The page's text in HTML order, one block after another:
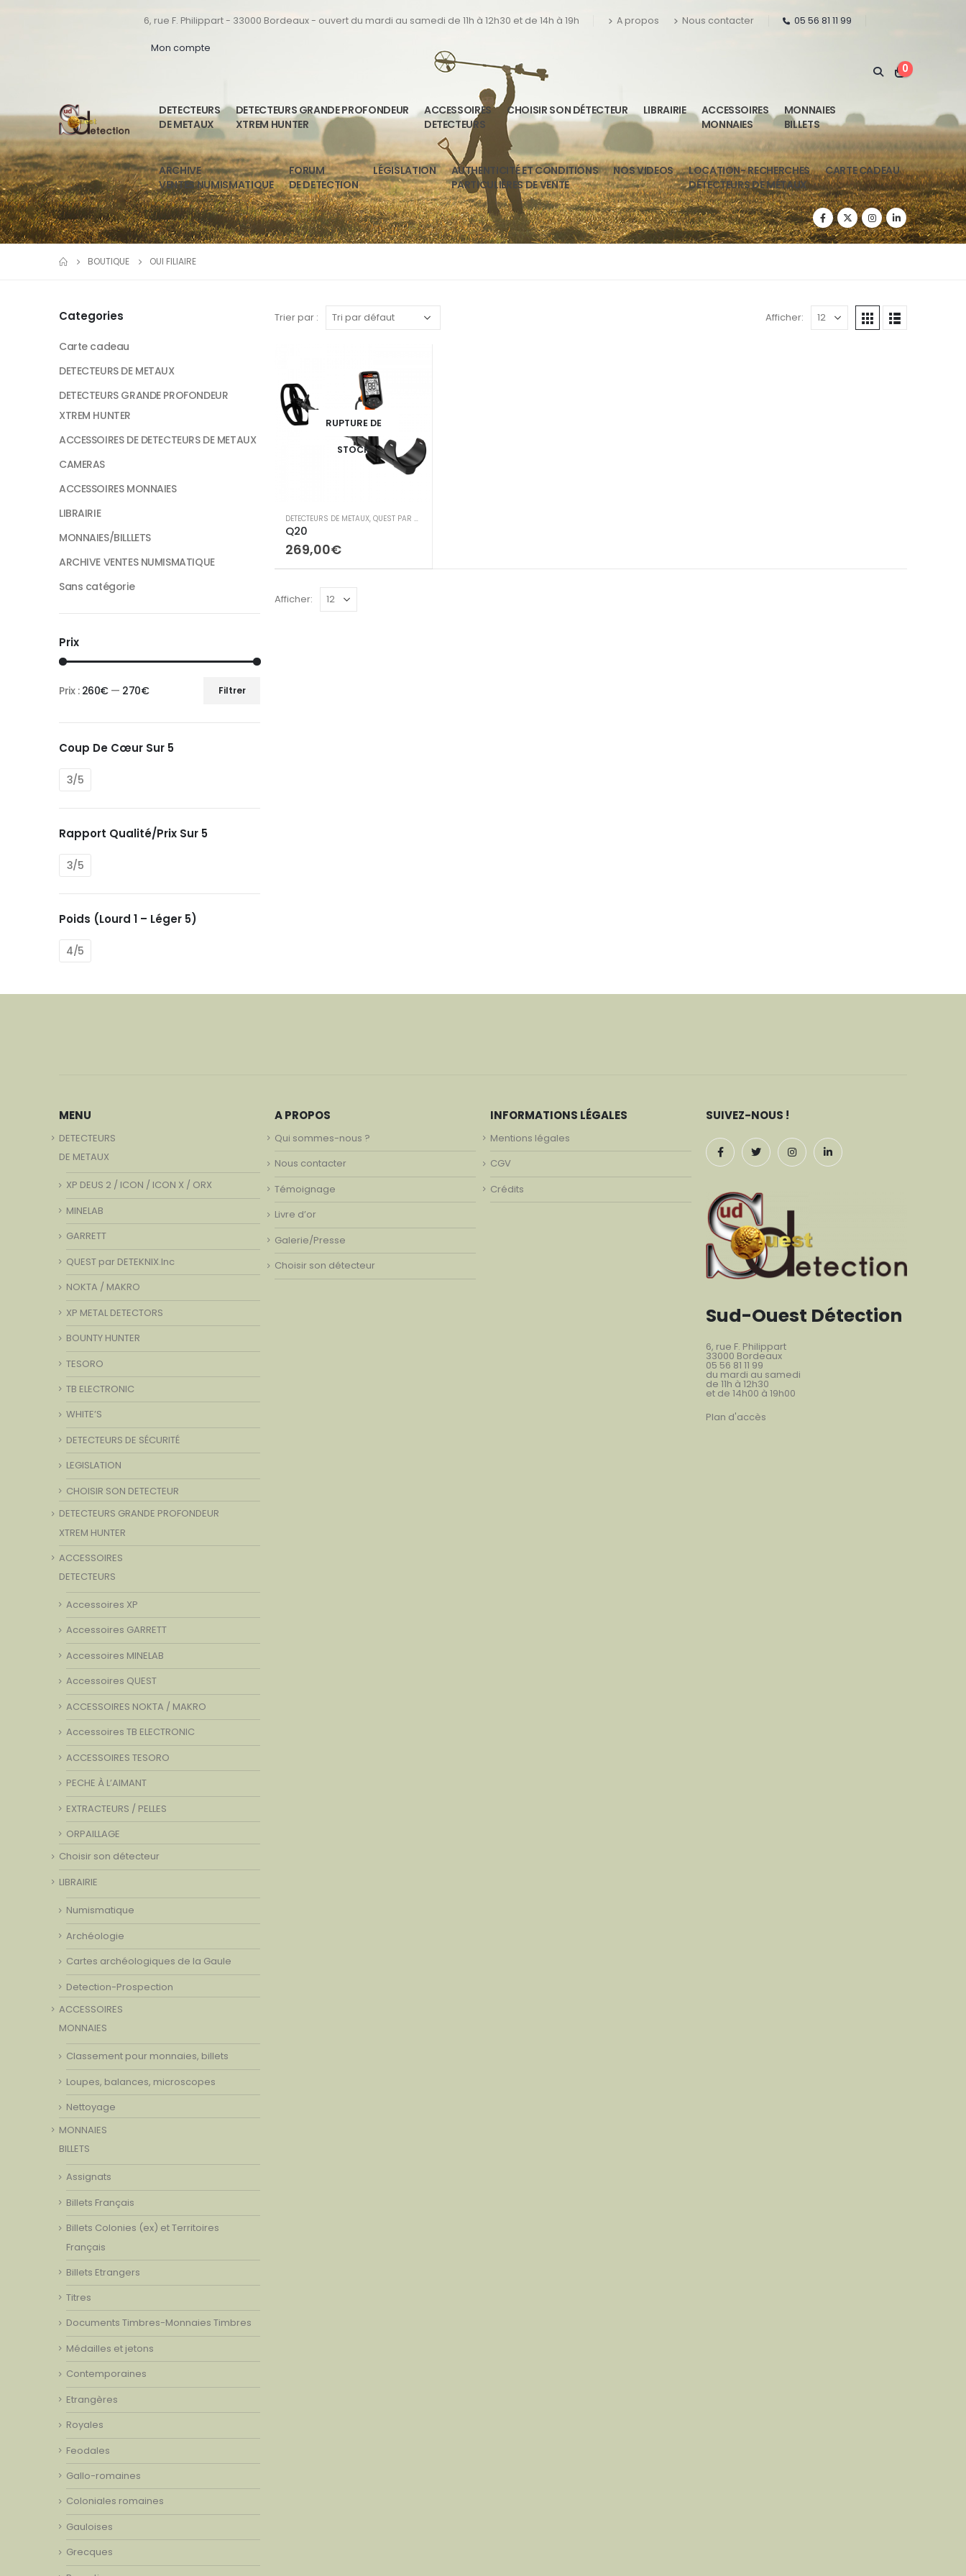
6, rue F. Philippart - 33000 Bordeaux - ouvert du mardi au samedi de 11h à 12h30 et de 14h à 19h A propos Nous contacter 05 56 81 11 99
Mon compte
0
DETECTEURS
DE METAUX
DETECTEURS GRANDE PROFONDEUR
XTREM HUNTER
ACCESSOIRES
DETECTEURS
CHOISIR SON DÉTECTEUR LIBRAIRIE
ACCESSOIRES
MONNAIES
MONNAIES
BILLETS
ARCHIVE
VENTES NUMISMATIQUE
FORUM
DE DETECTION
LÉGISLATION
AUTHENTICITÉ ET CONDITIONS
PARTICULIÈRES DE VENTE
NOS VIDEOS
LOCATION- RECHERCHES
DÉTECTEURS DE MÉTAUX
CARTE CADEAU
BOUTIQUE OUI FILIAIRE
Trier par : Afficher:
RUPTURE DE
STOCK
DETECTEURS DE METAUX, QUEST PAR DETEKNIX.INC
Q20
269,00€
Afficher:
Categories
Carte cadeau
DETECTEURS DE METAUX
DETECTEURS GRANDE PROFONDEUR
XTREM HUNTER
ACCESSOIRES DE DETECTEURS DE METAUX
CAMERAS
ACCESSOIRES MONNAIES
LIBRAIRIE
MONNAIES/BILLLETS
ARCHIVE VENTES NUMISMATIQUE
Sans catégorie
Prix
min
max
Filtrer
Prix : 260€— 270€
Coup De Cœur Sur 5
3/5
Rapport Qualité/prix Sur 5
3/5
Poids (Lourd 1 – Léger 5)
4/5
MENU
DETECTEURS
DE METAUX
XP DEUS 2 / ICON / ICON X / ORX
MINELAB
GARRETT
QUEST par DETEKNIX.Inc
NOKTA / MAKRO
XP METAL DETECTORS
BOUNTY HUNTER
TESORO
TB ELECTRONIC
WHITE’S
DETECTEURS DE SÉCURITÉ
LEGISLATION
CHOISIR SON DETECTEUR
DETECTEURS GRANDE PROFONDEUR
XTREM HUNTER
ACCESSOIRES
DETECTEURS
Accessoires XP
Accessoires GARRETT
Accessoires MINELAB
Accessoires QUEST
ACCESSOIRES NOKTA / MAKRO
Accessoires TB ELECTRONIC
ACCESSOIRES TESORO
PECHE À L’AIMANT
EXTRACTEURS / PELLES
ORPAILLAGE
Choisir son détecteur
LIBRAIRIE
Numismatique
Archéologie
Cartes archéologiques de la Gaule
Detection-Prospection
ACCESSOIRES
MONNAIES
Classement pour monnaies, billets
Loupes, balances, microscopes
Nettoyage
MONNAIES
BILLETS
Assignats
Billets Français
Billets Colonies (ex) et Territoires
Français
Billets Etrangers
Titres
Documents Timbres-Monnaies Timbres
Médailles et jetons
Contemporaines
Etrangères
Royales
Feodales
Gallo-romaines
Coloniales romaines
Gauloises
Grecques
A PROPOS
Qui sommes-nous ?
Nous contacter
Témoignage
Livre d’or
Galerie/Presse
Choisir son détecteur
INFORMATIONS LÉGALES
Mentions légales
CGV
Crédits
SUIVEZ-NOUS !
Sud-Ouest Détection
6, rue F. Philippart
33000 Bordeaux
05 56 81 11 99
du mardi au samedi
de 11h à 12h30
et de 14h00 à 19h00
Plan d'accès